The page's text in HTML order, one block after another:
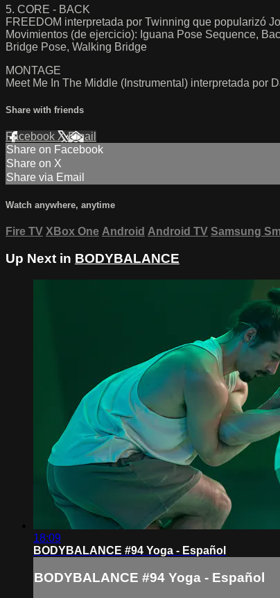
5. CORE - BACK
FREEDOM interpretada por Twinning que popularizó
Movimientos (de ejercicio): Iguana Pose Sequence,
Bridge Pose, Walking Bridge
MONTAGE
Meet Me In The Middle (Instrumental) interpretada por
Share with friends
Facebook XEmail
Share on Facebook
Share on X
Share via Email
Watch anywhere, anytime
Fire TV XBox One Android Android TV Samsung
Up Next in BODYBALANCE
18:09
BODYBALANCE #94 Yoga - Español
BODYBALANCE #94 Yoga - Español